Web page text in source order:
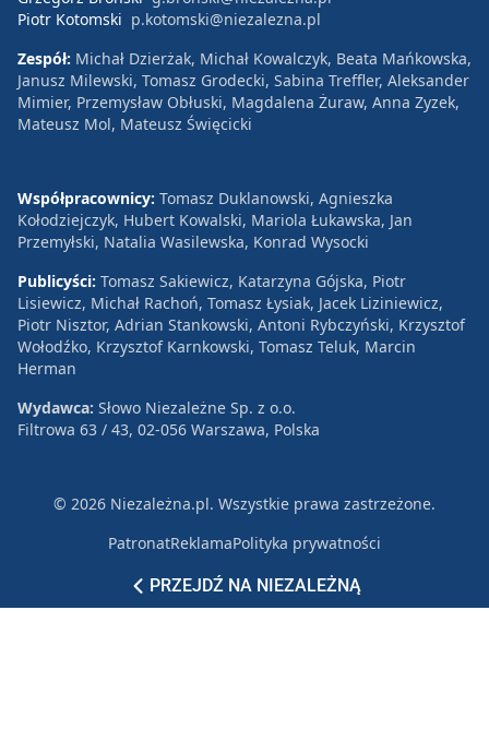
PRZEJDŹ NA NIEZALEŻNĄ
Piotr Kotomski p.kotomski@niezalezna.pl
Zespół: Michał Dzierżak, Michał Kowalczyk, Beata Mańkowska,
Janusz Milewski, Tomasz Grodecki, Sabina Treffler, Aleksander
Mimier, Przemysław Obłuski, Magdalena Żuraw, Anna Zyzek,
Mateusz Mol, Mateusz Święcicki
Współpracownicy: Tomasz Duklanowski, Agnieszka
Kołodziejczyk, Hubert Kowalski, Mariola Łukawska, Jan
Przemyłski, Natalia Wasilewska, Konrad Wysocki
Publicyści: Tomasz Sakiewicz, Katarzyna Gójska, Piotr
Lisiewicz, Michał Rachoń, Tomasz Łysiak, Jacek Liziniewicz,
Piotr Nisztor, Adrian Stankowski, Antoni Rybczyński, Krzysztof
Wołodźko, Krzysztof Karnkowski, Tomasz Teluk, Marcin
Herman
Wydawca: Słowo Niezależne Sp. z o.o.
Filtrowa 63 / 43, 02-056 Warszawa, Polska
© 2026 Niezależna.pl. Wszystkie prawa zastrzeżone.
PatronatReklamaPolityka prywatności